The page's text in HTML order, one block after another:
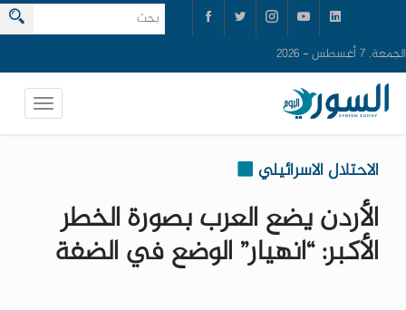
الجمعة, 7 أغسطس - 2026
الاحتلال الاسرائيلي
الأردن يضع العرب بصورة الخطر
الأكبر: “انهيار” الوضع في الضفة